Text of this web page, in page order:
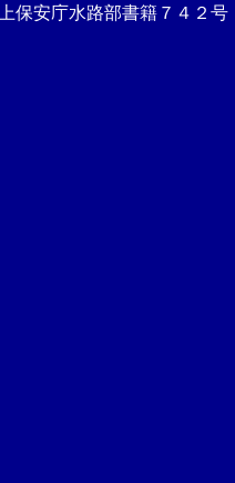
保安庁水路部書籍７４２